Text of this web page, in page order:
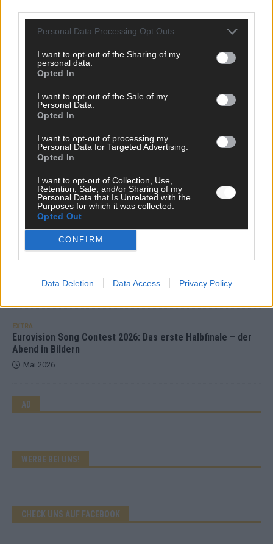
Personal Data Processing Opt Outs
I want to opt-out of the Sharing of my
personal data.
Opted In
I want to opt-out of the Sale of my
Personal Data.
Opted In
I want to opt-out of processing my
Personal Data for Targeted Advertising.
Opted In
I want to opt-out of Collection, Use,
Retention, Sale, and/or Sharing of my
Personal Data that Is Unrelated with the
Purposes for which it was collected.
Opted Out
CONFIRM
Data Deletion Data Access Privacy Policy
ESC-Finale morgen: Finnland Favorit, Australien
aufgestiegen – alle 25 Acts im Kurzcheck
Mai 2026
KOMMENTAR
war solide, aber kein Feuerwerk
Mai 2026
ESC-Halbfinale 2: Das sagen die Wettquoten – vier sicher,
sechs zittern, einer chancenlos!
Mai 2026
EXTRA
Eurovision Song Contest 2026: Das erste Halbfinale – der
Abend in Bildern
Mai 2026
AD
WERBE BEI UNS!
CHECK UNS AUF FACEBOOK